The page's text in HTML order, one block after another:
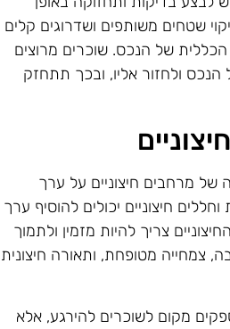
שטחים משותפים ושדרוגים קלים
של הנכס. שוכרים מרוצים
הנכס ולחזור אליו, ובכך תתחזק
מרחבים חיצוניים על ערך
חיצוניים יכולים להוסיף ערך
צריך להיות מזמין ולתמוך
צמחייה מטופחת, ותאורה חיצונית
מקום לשוכרים להירגע, אלא